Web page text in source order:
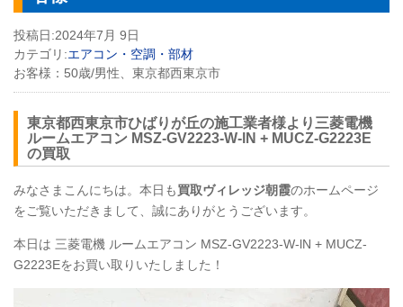
投稿日:2024年7月 9日
カテゴリ:エアコン・空調・部材
お客様： 50歳/男性、東京都西東京市
東京都西東京市ひばりが丘の施工業者様より三菱電機
ルームエアコン MSZ-GV2223-W-lN + MUCZ-G2223E
の買取
みなさまこんにちは。本日も買取ヴィレッジ朝霞のホームページ
をご覧いただきまして、誠にありがとうございます。
本日は 三菱電機 ルームエアコン MSZ-GV2223-W-lN + MUCZ-
G2223Eをお買い取りいたしました！